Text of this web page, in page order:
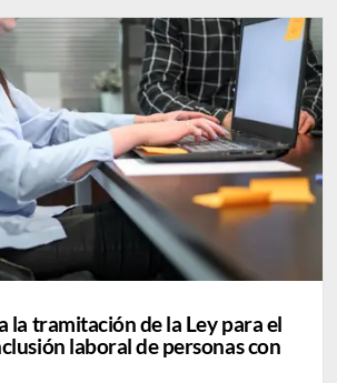
la tramitación de la Ley para el
laboral de personas con